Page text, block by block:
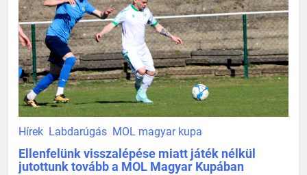
Hírek Labdarúgás MOL magyar kupa
Ellenfelünk visszalépése miatt játék nélkül
jutottunk tovább a MOL Magyar Kupában